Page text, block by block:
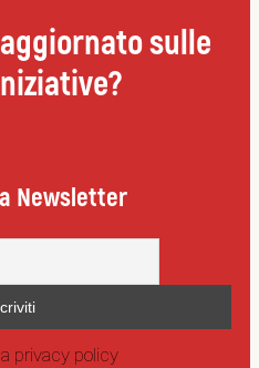
sulle
Newsletter
privacy policy